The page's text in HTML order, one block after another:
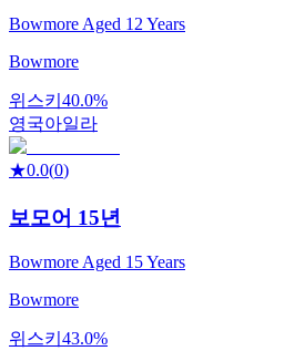
Bowmore Aged 12 Years
Bowmore
위스키 40.0%
영국아일라
★0.0(0)
보모어 15년
Bowmore Aged 15 Years
Bowmore
위스키 43.0%